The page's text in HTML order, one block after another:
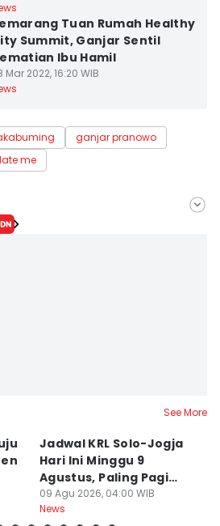
Tuan Rumah Healthy
Summit, Ganjar Sentil
Ibu Hamil
Mar 2022, 16:20 WIB
ganjar pranowo
me
See More
Jadwal KRL Solo-Jogja
Hari Ini Minggu 9
Agustus, Paling Pagi
Berangkat Pukul 05.00
09 Agu 2026, 04:00 WIB
News